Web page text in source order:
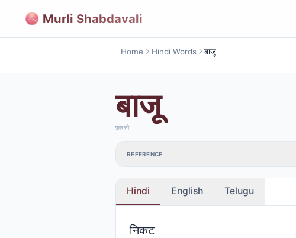
Murli Shabdavali
Home Hindi Words बाजू
बाजू
फ़ारसी
REFERENCE
Hindi English Telugu
निकट